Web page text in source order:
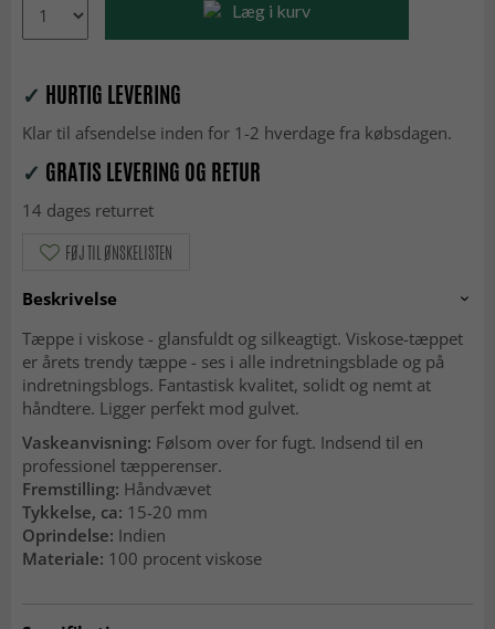
Læg i kurv
✓ HURTIG LEVERING
Klar til afsendelse inden for 1-2 hverdage fra købsdagen.
✓ GRATIS LEVERING OG RETUR
14 dages returret
FØJ TIL ØNSKELISTEN
Beskrivelse
Tæppe i viskose - glansfuldt og silkeagtigt. Viskose-tæppet
er årets trendy tæppe - ses i alle indretningsblade og på
indretningsblogs. Fantastisk kvalitet, solidt og nemt at
håndtere. Ligger perfekt mod gulvet.
Vaskeanvisning: Følsom over for fugt. Indsend til en
professionel tæpperenser.
Fremstilling: Håndvævet
Tykkelse, ca: 15-20 mm
Oprindelse: Indien
Materiale: 100 procent viskose